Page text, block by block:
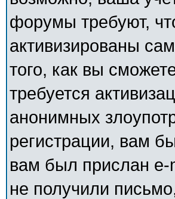
форумы требуют,
активизированы
того, как вы
требуется
анонимных
регистрации, вам
вам был прислан e-
не получили